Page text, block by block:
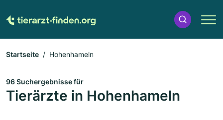
Startseite Hohenhameln
96 Suchergebnisse für
Tierärzte in Hohenhameln